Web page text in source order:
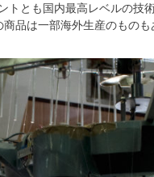
トとも国内最高レベルの技
品は一部海外生産のものも